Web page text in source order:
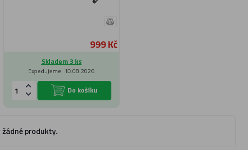
999 Kč
Skladem 3 ks
Expedujeme: 10.08.2026
Do košíku
žádné produkty.